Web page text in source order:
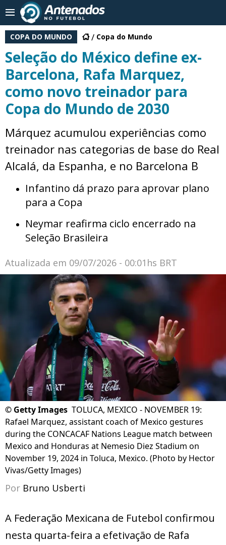
COPA DO MUNDO Copa do Mundo
Seleção do México define ex-
Barcelona, Rafa Marquez,
como novo treinador para
Copa do Mundo de 2030
Márquez acumulou experiências como
treinador nas categorias de base do Real
Alcalá, da Espanha, e no Barcelona B
Infantino dá prazo para aprovar plano
para a Copa
Neymar reafirma ciclo encerrado na
Seleção Brasileira
Atualizada em 09/07/2026 - 00:01hs BRT
© Getty Images TOLUCA, MEXICO - NOVEMBER 19:
Rafael Marquez, assistant coach of Mexico gestures
during the CONCACAF Nations League match between
Mexico and Honduras at Nemesio Diez Stadium on
November 19, 2024 in Toluca, Mexico. (Photo by Hector
Vivas/Getty Images)
Por Bruno Usberti
A Federação Mexicana de Futebol confirmou
nesta quarta-feira a efetivação de Rafa